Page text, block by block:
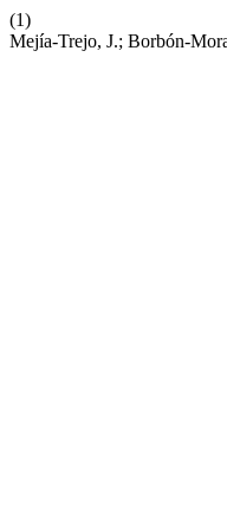
(1)
Mejía-Trejo, J.; Borbón-